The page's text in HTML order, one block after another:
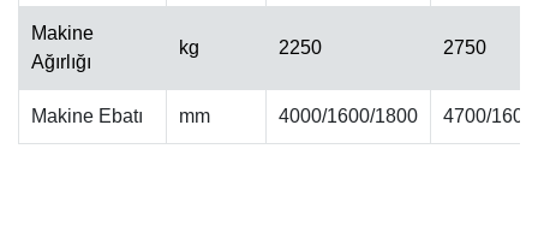
Makine
Ağırlığı
kg 2250 2750
Makine Ebatı mm 4000/1600/1800 4700/